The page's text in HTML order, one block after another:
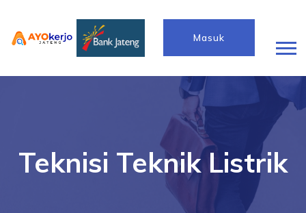
Masuk
Teknisi Teknik Listrik